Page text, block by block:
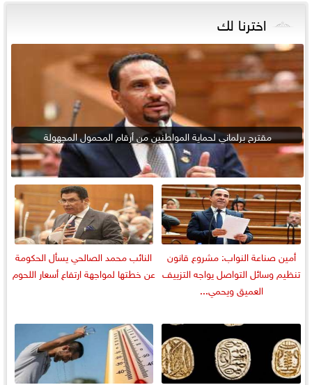
اخترنا لك
مقترح برلماني لحماية المواطنين من أرقام المحمول المجهولة
أمين صناعة النواب: مشروع قانون
تنظيم وسائل التواصل يواجه التزييف
العميق ويحمي...
النائب محمد الصالحي يسأل الحكومة
عن خطتها لمواجهة ارتفاع أسعار اللحوم